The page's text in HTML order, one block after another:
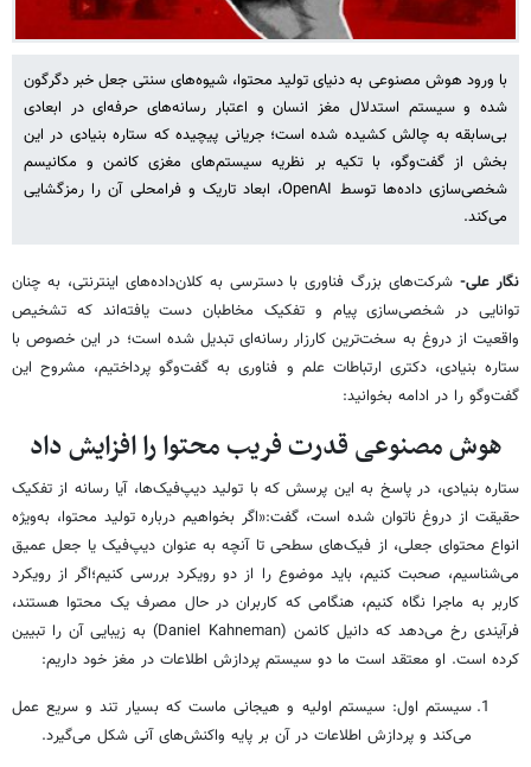
با ورود هوش مصنوعی به دنیای تولید محتوا، شیوه‌های سنتی جعل خبر دگرگون
شده و سیستم استدلال مغز انسان و اعتبار رسانه‌های حرفه‌ای در ابعادی
بی‌سابقه به چالش کشیده شده است؛ جریانی پیچیده که ستاره بنیادی در این
بخش از گفت‌وگو، با تکیه بر نظریه سیستم‌های مغزی کانمن و مکانیسم
شخصی‌سازی داده‌ها توسط OpenAI، ابعاد تاریک و فرامحلی آن را رمزگشایی
می‌کند.
نگار علی-شرکت‌های بزرگ فناوری با دسترسی به کلان‌داده‌های اینترنتی، به چنان
توانایی در شخصی‌سازی پیام و تفکیک مخاطبان دست یافته‌اند که تشخیص
واقعیت از دروغ به سخت‌ترین کارزار رسانه‌ای تبدیل شده است؛ در این خصوص با
ستاره بنیادی، دکتری ارتباطات علم و فناوری به گفت‌وگو پرداختیم، مشروح این
گفت‌وگو را در ادامه بخوانید:
هوش مصنوعی قدرت فریب محتوا را افزایش داد
ستاره بنیادی، در پاسخ به این پرسش که با تولید دیپ‌فیک‌ها، آیا رسانه از تفکیک
حقیقت از دروغ ناتوان شده است، گفت:«اگر بخواهیم درباره تولید محتوا، به‌ویژه
انواع محتوای جعلی، از فیک‌های سطحی تا آنچه به عنوان دیپ‌فیک یا جعل عمیق
می‌شناسیم، صحبت کنیم، باید موضوع را از دو رویکرد بررسی کنیم؛اگر از رویکرد
کاربر به ماجرا نگاه کنیم، هنگامی که کاربران در حال مصرف یک محتوا هستند،
فرآیندی رخ می‌دهد که دانیل کانمن (Daniel Kahneman) به زیبایی آن را تبیین
کرده است. او معتقد است ما دو سیستم پردازش اطلاعات در مغز خود داریم:
سیستم اول: سیستم اولیه و هیجانی ماست که بسیار تند و سریع عمل
می‌کند و پردازش اطلاعات در آن بر پایه واکنش‌های آنی شکل می‌گیرد.